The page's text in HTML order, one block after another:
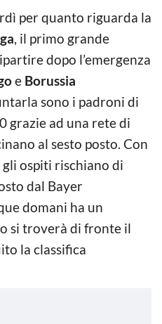
per quanto riguarda la
, il primo grande
dopo l’emergenza
e Borussia
sono i padroni di
grazie ad una rete di
al sesto posto. Con
ospiti rischiano di
dal Bayer
domani ha un
si troverà di fronte il
la classifica